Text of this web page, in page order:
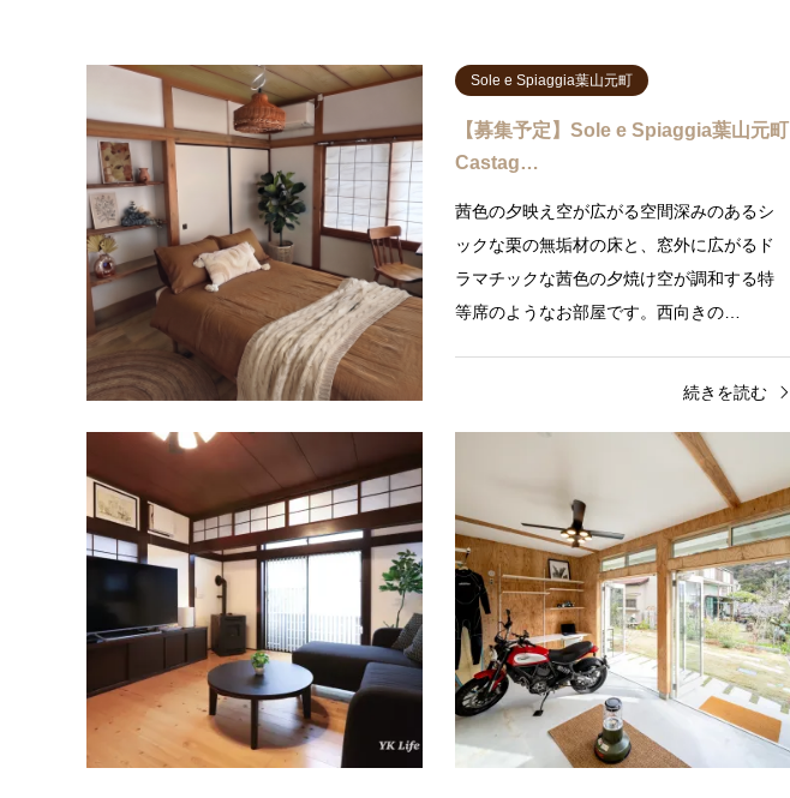
Sole e Spiaggia葉山元町
【募集予定】Sole e Spiaggia葉山元町
Castag…
茜色の夕映え空が広がる空間深みのあるシ
ックな栗の無垢材の床と、窓外に広がるド
ラマチックな茜色の夕焼け空が調和する特
等席のようなお部屋です。西向きの…
続きを読む
葉山
〈貸別荘〉Sole e Spiaggia葉山森戸
葉山の人気ビーチ、森戸海岸まで徒歩5分！
「暮らすように旅する」をコンセプトにし
た特別な貸別荘（バケーションレンタル・
一棟貸）です。地元民（ロコ）が…
続きを読む